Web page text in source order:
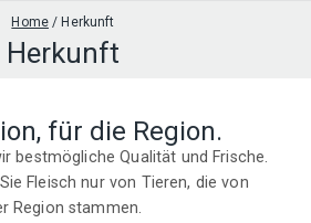
Home / Herkunft
Herkunft
für die Region.
bestmögliche Qualität und Frische.
Fleisch nur von Tieren, die von
Region stammen.